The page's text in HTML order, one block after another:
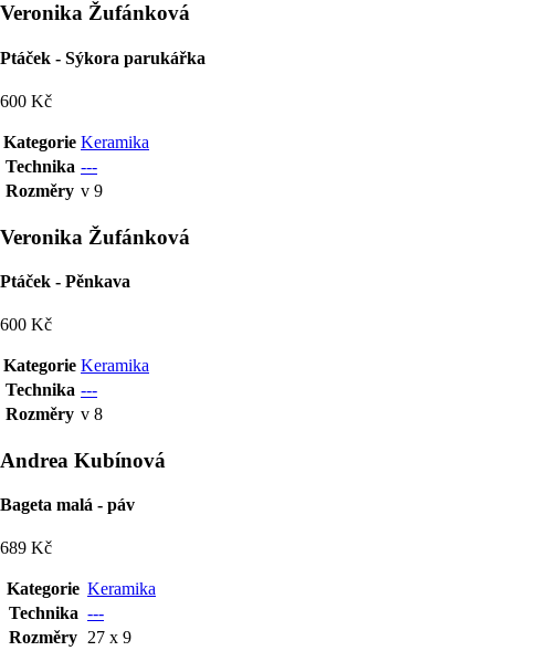
Veronika Žufánková
Ptáček - Sýkora parukářka
600 Kč
Kategorie Keramika
Technika ---
Rozměry v 9
Veronika Žufánková
Ptáček - Pěnkava
600 Kč
Kategorie Keramika
Technika ---
Rozměry v 8
Andrea Kubínová
Bageta malá - páv
689 Kč
Kategorie Keramika
Technika ---
Rozměry 27 x 9